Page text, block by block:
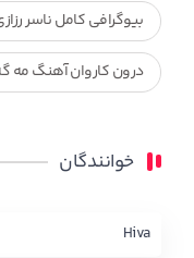
بیوگرافی کامل ناسر
درون کاروان آهنگ مه
محمد جزا
چاو من
خوانندگان
Hiva